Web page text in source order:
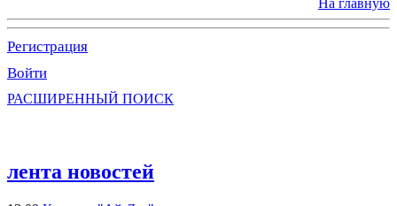
На главную
Регистрация
Войти
РАСШИРЕННЫЙ ПОИСК
лента новостей